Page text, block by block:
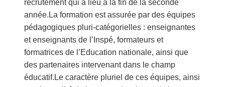
recrutement qui a lieu à la fin de la seconde
année.La formation est assurée par des équipes
pédagogiques pluri-catégorielles : enseignantes
et enseignants de l’Inspé, formateurs et
formatrices de l’Education nationale, ainsi que
des partenaires intervenant dans le champ
éducatif.Le caractère pluriel de ces équipes, ainsi